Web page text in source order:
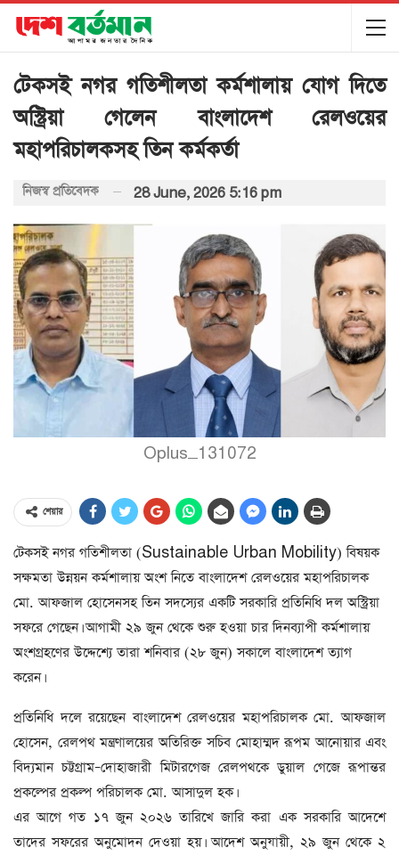
টেকসই নগর গতিশীলতা কর্মশালায় যোগ দিতে
অস্ট্রিয়া গেলেন বাংলাদেশ রেলওয়ের
মহাপরিচালকসহ তিন কর্মকর্তা
নিজস্ব প্রতিবেদক 28 June, 2026 5:16 pm
Oplus_131072
শেয়ার
টেকসই নগর গতিশীলতা (Sustainable Urban Mobility) বিষয়ক
সক্ষমতা উন্নয়ন কর্মশালায় অংশ নিতে বাংলাদেশ রেলওয়ের মহাপরিচালক
মো. আফজাল হোসেনসহ তিন সদস্যের একটি সরকারি প্রতিনিধি দল অস্ট্রিয়া
সফরে গেছেন। আগামী ২৯ জুন থেকে শুরু হওয়া চার দিনব্যাপী কর্মশালায়
অংশগ্রহণের উদ্দেশ্যে তারা শনিবার (২৮ জুন) সকালে বাংলাদেশ ত্যাগ
করেন।
প্রতিনিধি দলে রয়েছেন বাংলাদেশ রেলওয়ের মহাপরিচালক মো. আফজাল
হোসেন, রেলপথ মন্ত্রণালয়ের অতিরিক্ত সচিব মোহাম্মদ রূপম আনোয়ার এবং
বিদ্যমান চট্টগ্রাম–দোহাজারী মিটারগেজ রেলপথকে ডুয়াল গেজে রূপান্তর
প্রকল্পের প্রকল্প পরিচালক মো. আসাদুল হক।
এর আগে গত ১৭ জুন ২০২৬ তারিখে জারি করা এক সরকারি আদেশে
তাদের সফরের অনুমোদন দেওয়া হয়। আদেশ অনুযায়ী, ২৯ জুন থেকে ২